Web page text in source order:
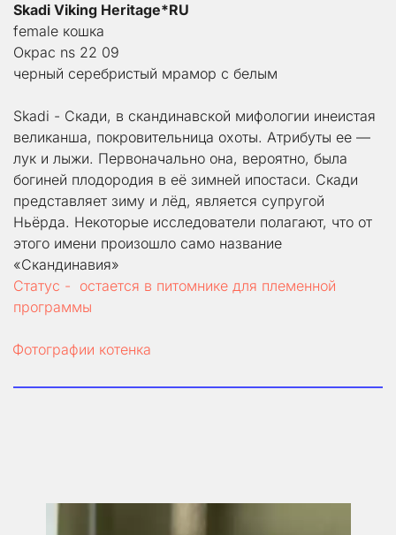
Skadi Viking Heritage*RU
female кошка
Окрас ns 22 09
черный серебристый мрамор с белым
Skadi - Скади, в скандинавской мифологии инеистая
великанша, покровительница охоты. Атрибуты ее —
лук и лыжи. Первоначально она, вероятно, была
богиней плодородия в её зимней ипостаси. Скади
представляет зиму и лёд, является супругой
Ньёрда. Некоторые исследователи полагают, что от
этого имени произошло само название
«Скандинавия»
Статус -  остается в питомнике для племенной
программы
Фотографии котенка